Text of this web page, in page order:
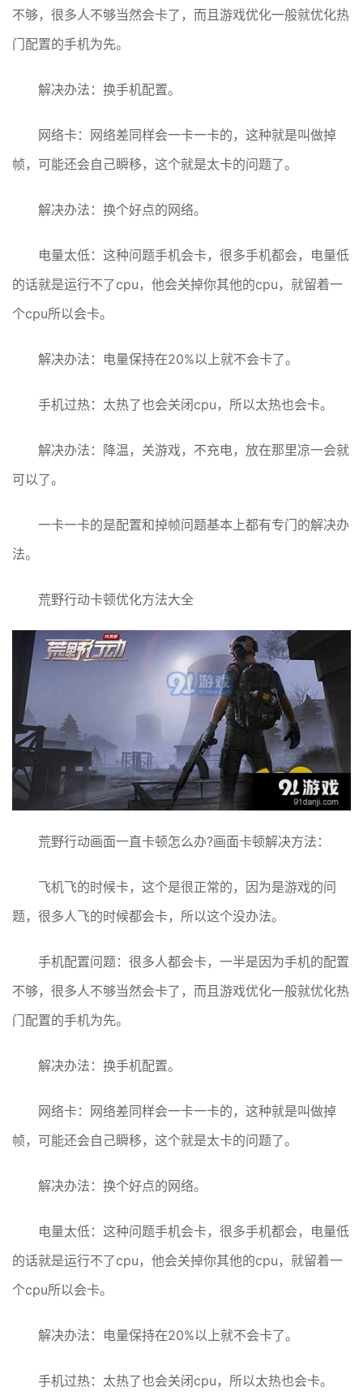
不够，很多人不够当然会卡了，而且游戏优化一般就优化热
门配置的手机为先。
解决办法：换手机配置。
网络卡：网络差同样会一卡一卡的，这种就是叫做掉
帧，可能还会自己瞬移，这个就是太卡的问题了。
解决办法：换个好点的网络。
电量太低：这种问题手机会卡，很多手机都会，电量低
的话就是运行不了cpu，他会关掉你其他的cpu，就留着一
个cpu所以会卡。
解决办法：电量保持在20%以上就不会卡了。
手机过热：太热了也会关闭cpu，所以太热也会卡。
解决办法：降温，关游戏，不充电，放在那里凉一会就
可以了。
一卡一卡的是配置和掉帧问题基本上都有专门的解决办
法。
荒野行动卡顿优化方法大全
荒野行动画面一直卡顿怎么办?画面卡顿解决方法：
飞机飞的时候卡，这个是很正常的，因为是游戏的问
题，很多人飞的时候都会卡，所以这个没办法。
手机配置问题：很多人都会卡，一半是因为手机的配置
不够，很多人不够当然会卡了，而且游戏优化一般就优化热
门配置的手机为先。
解决办法：换手机配置。
网络卡：网络差同样会一卡一卡的，这种就是叫做掉
帧，可能还会自己瞬移，这个就是太卡的问题了。
解决办法：换个好点的网络。
电量太低：这种问题手机会卡，很多手机都会，电量低
的话就是运行不了cpu，他会关掉你其他的cpu，就留着一
个cpu所以会卡。
解决办法：电量保持在20%以上就不会卡了。
手机过热：太热了也会关闭cpu，所以太热也会卡。